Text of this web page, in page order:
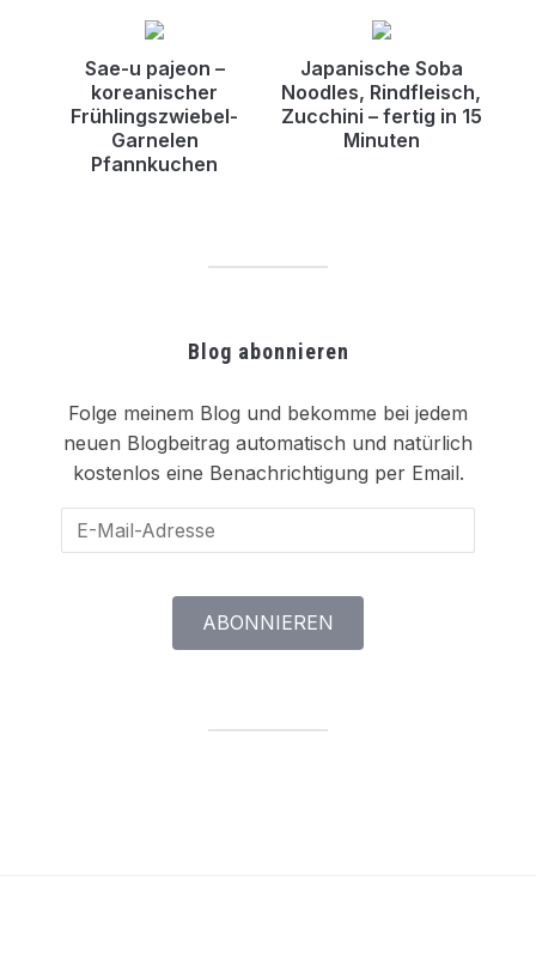
Sae-u pajeon –
koreanischer
Frühlingszwiebel-
Garnelen
Pfannkuchen
Japanische Soba
Noodles, Rindfleisch,
Zucchini – fertig in 15
Minuten
Blog abonnieren
Folge meinem Blog und bekomme bei jedem
neuen Blogbeitrag automatisch und natürlich
kostenlos eine Benachrichtigung per Email.
Mail-
ABONNIEREN